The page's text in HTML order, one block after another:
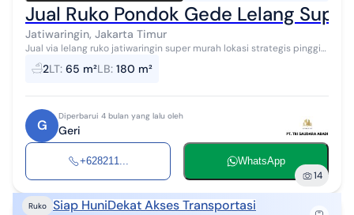
Jual Ruko Pondok Gede Lelang
Jatiwaringin, Jakarta Timur
Jual via lelang ruko jatiwaringin super murah lokasi strategis pinggir
jalan raya pondok gede lokasi sudah sangat ramai cocok untuk
usaha bebas ban...
2LT: 65 m²LB: 180 m²
G
Diperbarui 4 bulan yang lalu oleh
Geri
+628211... WhatsApp
14
Ruko Siap HuniDekat Akses Transportasi